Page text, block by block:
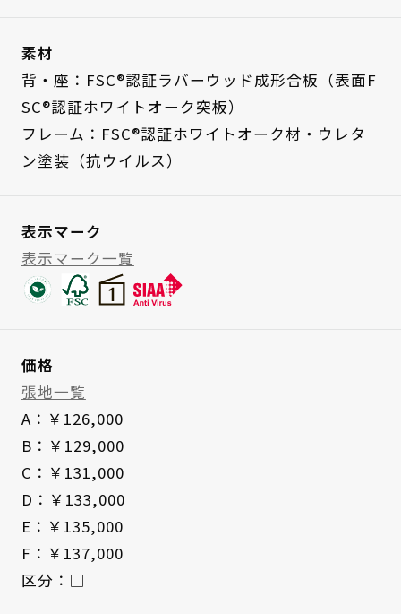
素材
背・座：FSC®認証ラバーウッド成形合板（表面F
SC®認証ホワイトオーク突板）
フレーム：FSC®認証ホワイトオーク材・ウレタ
ン塗装（抗ウイルス）
表示マーク
表示マーク一覧
価格
張地一覧
A：￥126,000
B：￥129,000
C：￥131,000
D：￥133,000
E：￥135,000
F：￥137,000
区分：□